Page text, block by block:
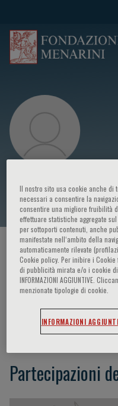
Lucio Manenti
HOME PAGE / CORSI ED
Lucio Manenti
Partecipazioni
Il nostro sito usa cookie anche di
necessari a consentire la
consentire una migliore fruibilità
effettuare statistiche aggregate
per sottoporti contenuti, anche
manifestate nell‘ambito della
automaticamente rilevate
Cookie policy. Per inibire i
di pubblicità mirata e/o i cookie
INFORMAZIONI AGGIUNTIVE.
menzionate tipologie di cookie.
INFORMAZIONI